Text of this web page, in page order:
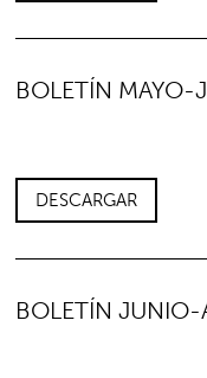
BOLETÍN MAYO-
DESCARGAR
BOLETÍN